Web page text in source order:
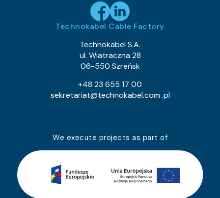
Technokabel Cable Factory
Technokabel S.A.
ul. Wiatraczna 28
06-550 Szreńsk
+48 23 655 17 00
sekretariat@technokabel.com .pl
We execute projects as part of